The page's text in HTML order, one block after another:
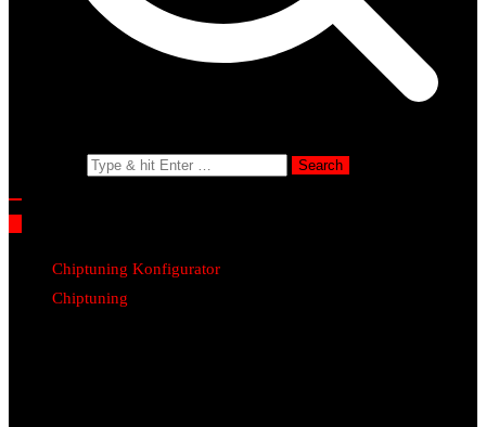
Chiptuning Konfigurator
Chiptuning